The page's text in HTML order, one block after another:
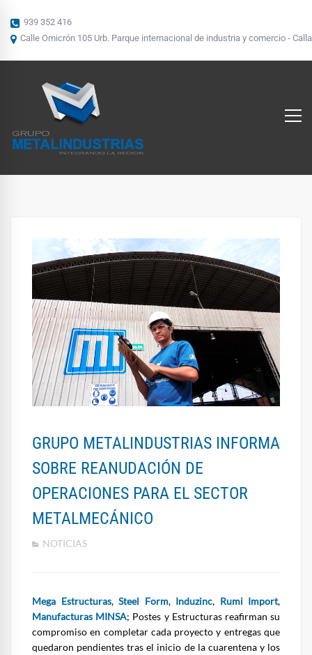
939 352 416
Calle Omicrón 105 Urb. Parque internacional de industria y comercio -
GRUPO METALINDUSTRIAS INFORMA
SOBRE REANUDACIÓN DE
OPERACIONES PARA EL SECTOR
METALMECÁNICO
NOTICIAS
Mega Estructuras, Steel Form, Induzinc, Rumi Import,
Manufacturas MINSA; Postes y Estructuras reafirman su
compromiso en completar cada proyecto y entregas que
quedaron pendientes tras el inicio de la cuarentena y los